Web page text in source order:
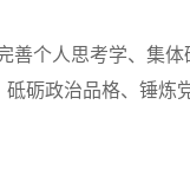
个人思考学、集体
砺政治品格、锤炼